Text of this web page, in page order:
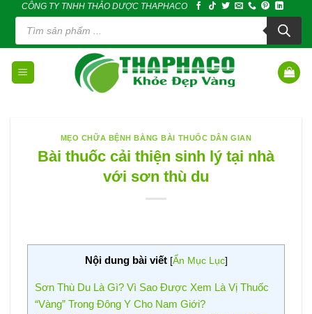
content
CÔNG TY TNHH THẢO DƯỢC THAPHACO
Tìm
kiếm
phẩm
MẸO CHỮA BỆNH BẰNG BÀI THUỐC DÂN GIAN
Bài thuốc cải thiện sinh lý tại nhà
với sơn thù du
Nội dung bài viết [Ẩn Mục Lục]
Sơn Thù Du Là Gì? Vì Sao Được Xem Là Vị Thuốc
“Vàng” Trong Đông Y Cho Nam Giới?